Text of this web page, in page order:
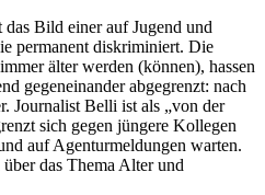
das Bild einer auf Jugend und
permanent diskriminiert. Die
älter werden (können), hassen
gegeneinander abgegrenzt: nach
Journalist Belli ist als „von der
sich gegen jüngere Kollegen
auf Agenturmeldungen warten.
das Thema Alter und